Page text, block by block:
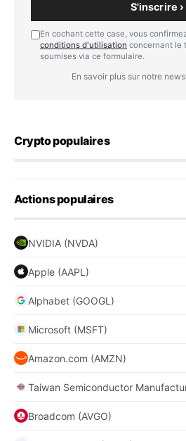
S'inscrire ›
En cochant cette case, vous
conditions d'utilisation concernant le
soumises via ce formulaire.
En savoir plus sur notre
Crypto populaires
Actions populaires
NVIDIA (NVDA)
Apple (AAPL)
Alphabet (GOOGL)
Microsoft (MSFT)
Amazon.com (AMZN)
Taiwan Semiconductor
Broadcom (AVGO)